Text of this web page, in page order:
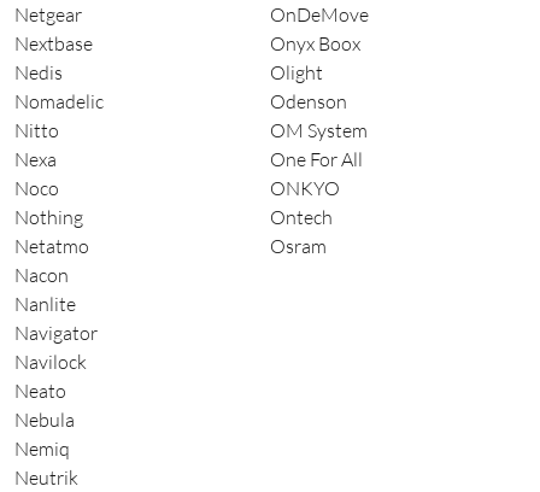
Netgear
Nextbase
Nedis
Nomadelic
Nitto
Nexa
Noco
Nothing
Netatmo
Nacon
Nanlite
Navigator
Navilock
Neato
Nebula
Nemiq
Neutrik
OnDeMove
Onyx Boox
Olight
Odenson
OM System
One For All
ONKYO
Ontech
Osram